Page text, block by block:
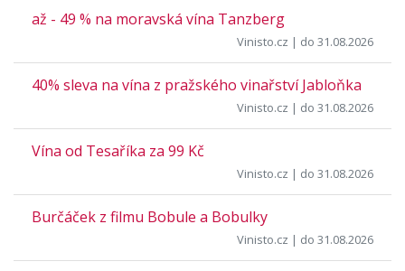
až - 49 % na moravská vína Tanzberg
Vinisto.cz | do 31.08.2026
40% sleva na vína z pražského vinařství Jabloňka
Vinisto.cz | do 31.08.2026
Vína od Tesaříka za 99 Kč
Vinisto.cz | do 31.08.2026
Burčáček z filmu Bobule a Bobulky
Vinisto.cz | do 31.08.2026